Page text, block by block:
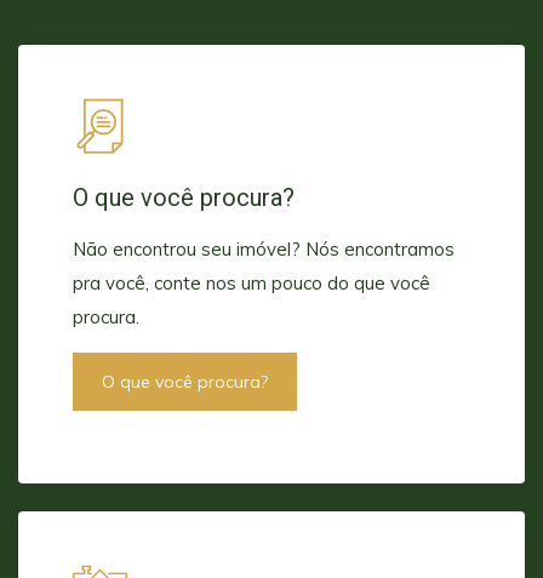
O que você procura?
Não encontrou seu imóvel? Nós encontramos
pra você, conte nos um pouco do que você
procura.
O que você procura?